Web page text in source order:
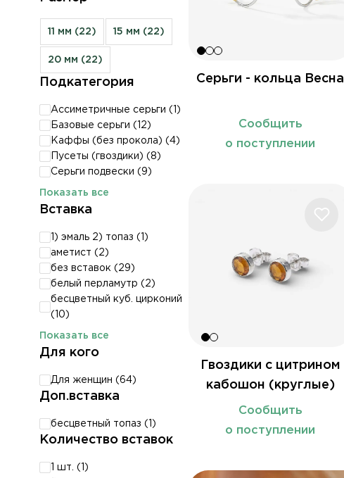
11 мм (22 ) 15 мм (22 )
20 мм (22 )
Подкатегория
Ассиметричные серьги (
)
Базовые серьги (
12 )
Каффы (без прокола) (4)
Пусеты (гвоздики) ( 8 )
Серьги подвески ( 9 )
Показать все
Вставка
1) эмаль 2) топаз (
)
аметист ( 2 )
без вставок ( 29 )
белый перламутр ( 2 )
бесцветный куб. цирконий
( 10 )
Показать все
Для кого
Для женщин (64)
Доп.вставка
бесцветный топаз ( )
Количество вставок
1 шт. (
)
Серьги - кольца Весна
Сообщить
о поступлении
Гвоздики с цитрином
кабошон (круглые)
Сообщить
о поступлении